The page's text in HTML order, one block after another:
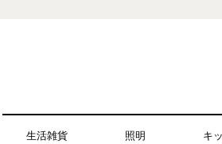
生活雑貨 照明 キ